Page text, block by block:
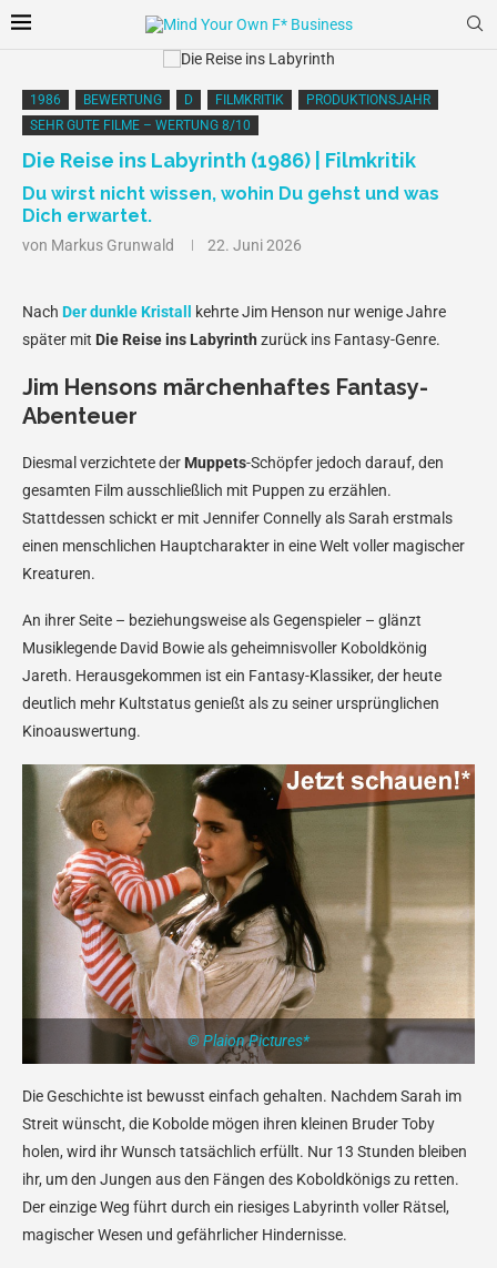
1986 BEWERTUNG D FILMKRITIK
PRODUKTIONSJAHR
SEHR GUTE FILME – WERTUNG 8/10
Die Reise ins Labyrinth (1986) | Filmkritik
Du wirst nicht wissen, wohin Du gehst und was
Dich erwartet.
von Markus Grunwald 22. Juni 2026
Nach Der dunkle Kristall
kehrte Jim Henson nur wenige Jahre
später mit Die Reise ins Labyrinth zurück ins Fantasy-Genre.
Jim Hensons märchenhaftes Fantasy-
Abenteuer
Diesmal verzichtete der Muppets-Schöpfer jedoch darauf, den
gesamten Film ausschließlich mit Puppen zu erzählen.
Stattdessen schickt er mit Jennifer Connelly als Sarah erstmals
einen menschlichen Hauptcharakter in eine Welt voller magischer
Kreaturen.
An ihrer Seite – beziehungsweise als Gegenspieler – glänzt
Musiklegende David Bowie als geheimnisvoller Koboldkönig
Jareth. Herausgekommen ist ein Fantasy-Klassiker, der heute
deutlich mehr Kultstatus genießt als zu seiner ursprünglichen
Kinoauswertung.
© Plaion Pictures*
Die Geschichte ist bewusst einfach gehalten. Nachdem Sarah im
Streit wünscht, die Kobolde mögen ihren kleinen Bruder Toby
holen, wird ihr Wunsch tatsächlich erfüllt. Nur 13 Stunden bleiben
ihr, um den Jungen aus den Fängen des Koboldkönigs zu retten.
Der einzige Weg führt durch ein riesiges Labyrinth voller Rätsel,
magischer Wesen und gefährlicher Hindernisse.